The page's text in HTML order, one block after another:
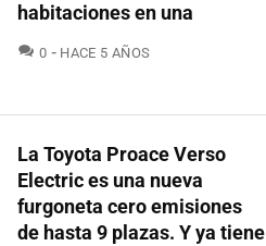
habitaciones en una
0 COMENTARIOS
HACE 5 AÑOS
La Toyota Proace Verso
Electric es una nueva
furgoneta cero emisiones
de hasta 9 plazas. Y ya tiene